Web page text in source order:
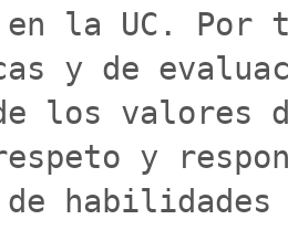
la UC. Por
y de
los valores
y